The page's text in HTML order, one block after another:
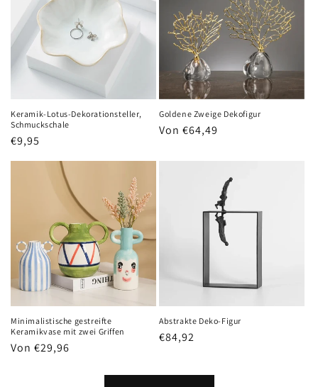
Keramik-Lotus-Dekorationsteller,
Schmuckschale
Normaler
€9,95
Goldene Zweige Dekofigur
Normaler
Von €64,49
Minimalistische gestreifte
Keramikvase mit zwei Griffen
Normaler
Von €29,96
Abstrakte Deko-Figur
Normaler
€84,92